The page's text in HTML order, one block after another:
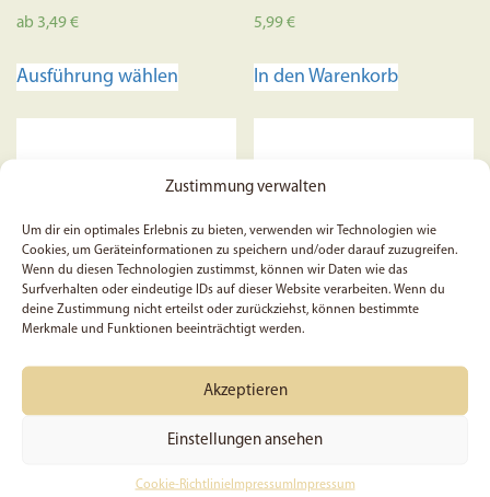
Zustimmung verwalten
Um dir ein optimales Erlebnis zu bieten, verwenden wir Technologien wie
Cookies, um Geräteinformationen zu speichern und/oder darauf zuzugreifen.
Wenn du diesen Technologien zustimmst, können wir Daten wie das
Surfverhalten oder eindeutige IDs auf dieser Website verarbeiten. Wenn du
deine Zustimmung nicht erteilst oder zurückziehst, können bestimmte
Merkmale und Funktionen beeinträchtigt werden.
Akzeptieren
Einstellungen ansehen
Cookie-RichtlinieImpressum Impressum
ab 3,49€
Ausführung wählen
Varianten
auf.
Die
Optionen
können
auf
der
gewählt
werden
5,99€
In den Warenkorb
5x Liebe ist freundlich | 1.
Korinther 13, 4 | Sticker |
Aufkleber | Christlich |
Glaube | Bibelworte |